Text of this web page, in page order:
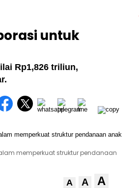
untuk
Rp1,826 triliun,
memperkuat struktur pendanaan
A A A